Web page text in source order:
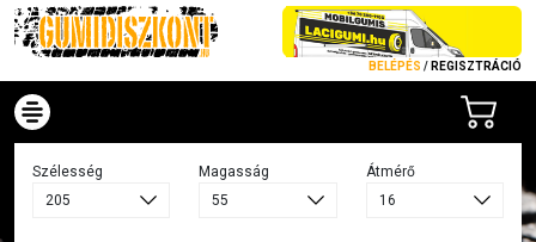
BELÉPÉS / REGISZTRÁCIÓ
Szélesség Magasság Átmérő